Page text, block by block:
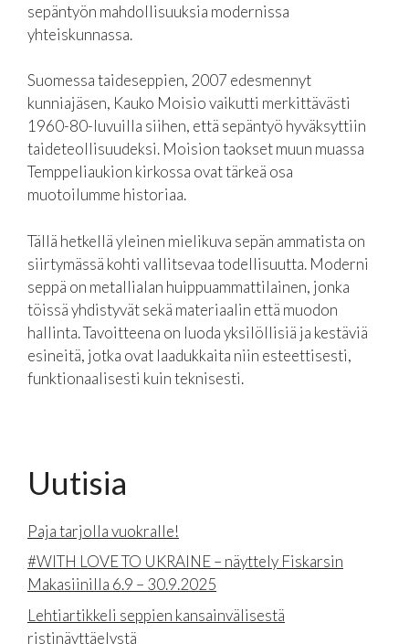
sepäntyön mahdollisuuksia modernissa
yhteiskunnassa.
Suomessa taideseppien, 2007 edesmennyt
kunniajäsen, Kauko Moisio vaikutti merkittävästi
1960-80-luvuilla siihen, että sepäntyö hyväksyttiin
taideteollisuudeksi. Moision taokset muun muassa
Temppeliaukion kirkossa ovat tärkeä osa
muotoilumme historiaa.
Tällä hetkellä yleinen mielikuva sepän ammatista on
siirtymässä kohti vallitsevaa todellisuutta. Moderni
seppä on metallialan huippuammattilainen, jonka
töissä yhdistyvät sekä materiaalin että muodon
hallinta. Tavoitteena on luoda yksilöllisiä ja kestäviä
esineitä, jotka ovat laadukkaita niin esteettisesti,
funktionaalisesti kuin teknisesti.
Uutisia
Paja tarjolla vuokralle!
#WITH LOVE TO UKRAINE – näyttely Fiskarsin
Makasiinilla 6.9 – 30.9.2025
Lehtiartikkeli seppien kansainvälisestä
ristinäyttäelystä